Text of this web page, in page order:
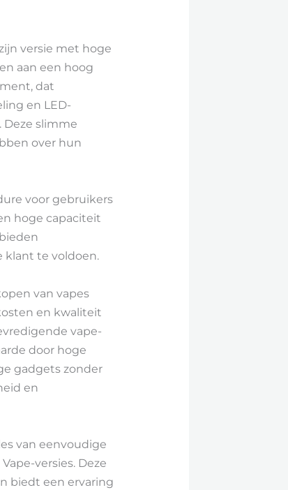
versie met hoge
aan een hoog
dat
en LED-
Deze slimme
over hun
voor gebruikers
hoge capaciteit
klant te voldoen.
van vapes
en kwaliteit
vape-
door hoge
gadgets zonder
en
van eenvoudige
versies. Deze
biedt een ervaring